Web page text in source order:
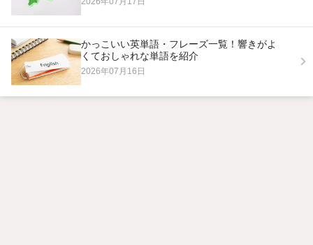
かっこいい英単語・フレーズ一覧！響きがよ
くておしゃれな単語を紹介
2026年07月16日